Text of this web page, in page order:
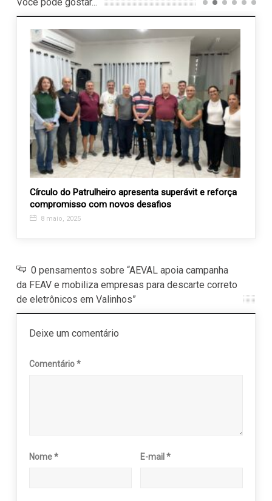
Círculo do Patrulheiro apresenta superávit e reforça
compromisso com novos desafios
8 maio, 2025
0 pensamentos sobre “AEVAL apoia campanha
da FEAV e mobiliza empresas para descarte correto
de eletrônicos em Valinhos”
Deixe um comentário
Comentário*
Nome* E-mail*